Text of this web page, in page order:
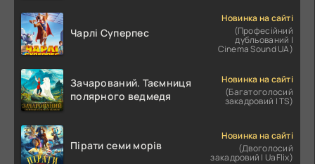
Чарлі Суперпес
Новинка на сайті
(Професійний
дубльований |
Cinema Sound UA)
Зачарований. Таємниця
полярного ведмедя
Новинка на сайті
(Багатоголосий
закадровий | TS)
Пірати семи морів
Новинка на сайті
(Двоголосий
закадровий | UaFlix)